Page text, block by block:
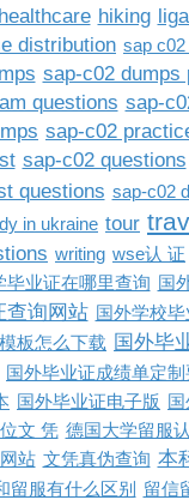
healthcare hiking
distribution sap
sap-c02 dumps
questions sap-
sap-c02
sap-c02 questions
questions sap-c02
in ukraine tour
writing wse认 证
毕业证在哪里查询 国
查询网站 国外学校
板怎么下载 国外毕
国外毕业证成绩单定
国外毕业证电子版
文 凭 德国大学留服
站 文凭真伪查询 本
留服有什么区别
留信